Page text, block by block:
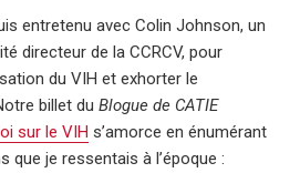
entretenu avec Colin Johnson, un
directeur de la CCRCV, pour
du VIH et exhorter le
billet du Blogue de CATIE
sur le VIH s’amorce en énumérant
que je ressentais à l’époque :